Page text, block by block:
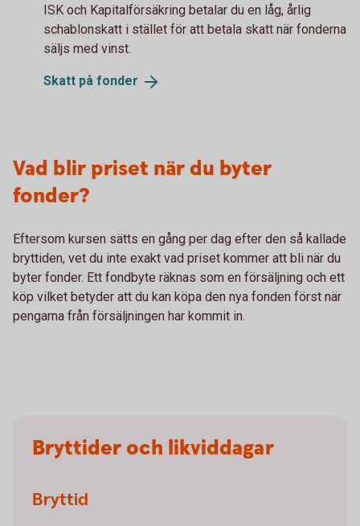
ISK och Kapitalförsäkring betalar du en låg, årlig
schablonskatt i stället för att betala skatt när fonderna
säljs med vinst.
Skatt på fonder
Vad blir priset när du byter
fonder?
Eftersom kursen sätts en gång per dag efter den så kallade
bryttiden, vet du inte exakt vad priset kommer att bli när du
byter fonder. Ett fondbyte räknas som en försäljning och ett
köp vilket betyder att du kan köpa den nya fonden först när
pengarna från försäljningen har kommit in.
Bryttider och likviddagar
Bryttid